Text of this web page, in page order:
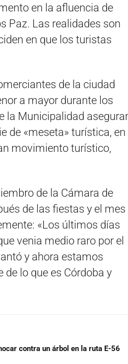
en la afluencia de
Paz. Las realidades son
en que los turistas
de la ciudad
a mayor durante los
la Municipalidad
de «meseta» turística, en
movimiento turístico,
de la Cámara de
de las fiestas y el mes
«Los últimos días
venia medio raro por el
y ahora estamos
lo que es Córdoba y
contra un árbol en la ruta E-56